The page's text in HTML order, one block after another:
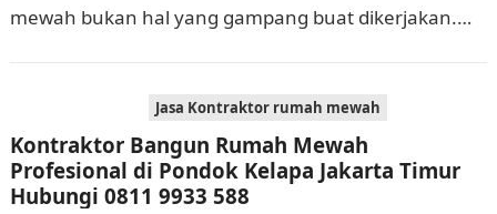
mewah bukan hal yang gampang buat dikerjakan.
Jasa Kontraktor rumah mewah
Kontraktor Bangun Rumah Mewah
Profesional di Pondok Kelapa Jakarta Timur
Hubungi 0811 9933 588